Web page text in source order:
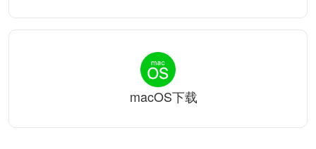
macOS下载